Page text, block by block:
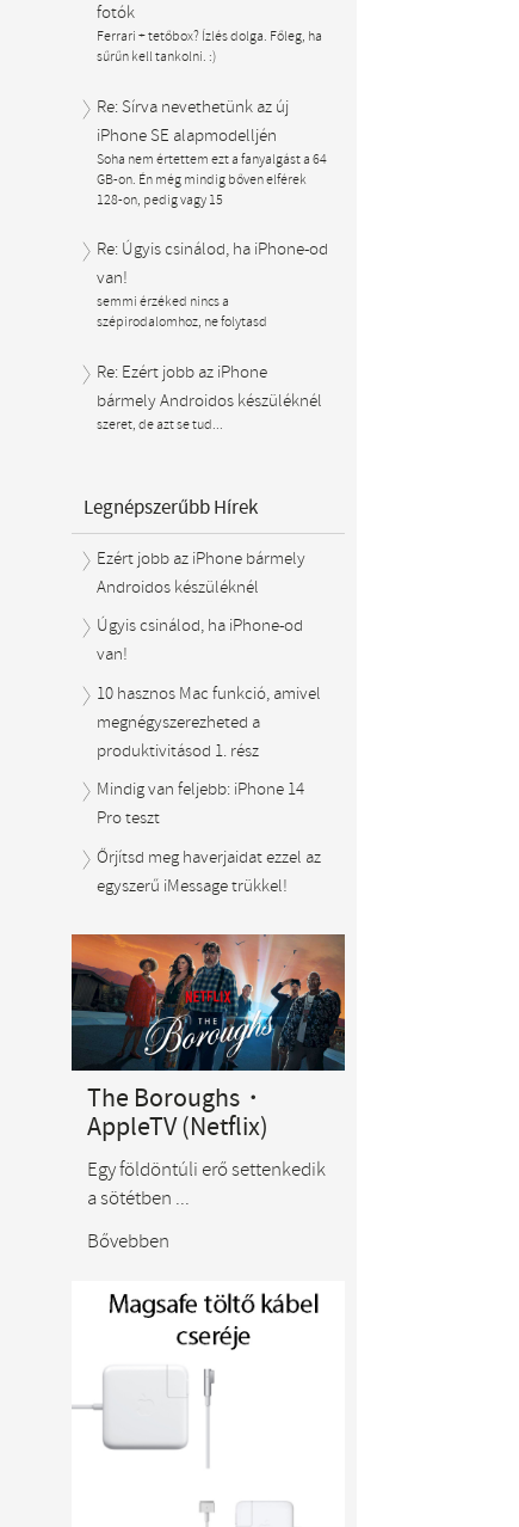
fotók
Ferrari + tetőbox? Ízlés dolga. Főleg, ha
sűrűn kell tankolni. :)
Re: Sírva nevethetünk az új
iPhone SE alapmodelljén
Soha nem értettem ezt a fanyalgást a 64
GB-on. Én még mindig bőven elférek
128-on, pedig vagy 15
Re: Úgyis csinálod, ha iPhone-od
van!
semmi érzéked nincs a
szépirodalomhoz, ne folytasd
Re: Ezért jobb az iPhone
bármely Androidos készüléknél
szeret, de azt se tud...
Legnépszerűbb Hírek
Ezért jobb az iPhone bármely
Androidos készüléknél
Úgyis csinálod, ha iPhone-od
van!
10 hasznos Mac funkció, amivel
megnégyszerezheted a
produktivitásod 1. rész
Mindig van feljebb: iPhone 14
Pro teszt
Őrjítsd meg haverjaidat ezzel az
egyszerű iMessage trükkel!
The Boroughs・
AppleTV (Netflix)
Egy földöntúli erő settenkedik
a sötétben ...
Bővebben